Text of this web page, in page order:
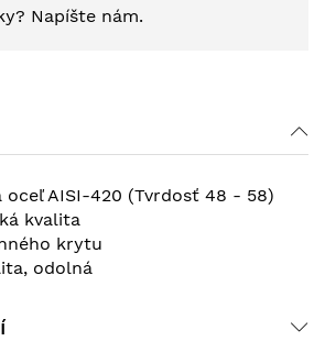
Napíšte nám.
oceľ AISI-420 (Tvrdosť 48 - 58)
kvalita
krytu
odolná